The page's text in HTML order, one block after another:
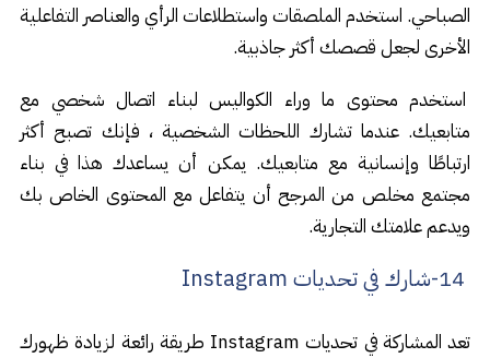
الصباحي. استخدم الملصقات واستطلاعات الرأي والعناصر التفاعلية
الأخرى لجعل قصصك أكثر جاذبية.
استخدم محتوى ما وراء الكواليس لبناء اتصال شخصي مع
متابعيك. عندما تشارك اللحظات الشخصية ، فإنك تصبح أكثر
ارتباطًا وإنسانية مع متابعيك. يمكن أن يساعدك هذا في بناء
مجتمع مخلص من المرجح أن يتفاعل مع المحتوى الخاص بك
ويدعم علامتك التجارية.
تعد المشاركة في تحديات Instagram طريقة رائعة لزيادة ظهورك